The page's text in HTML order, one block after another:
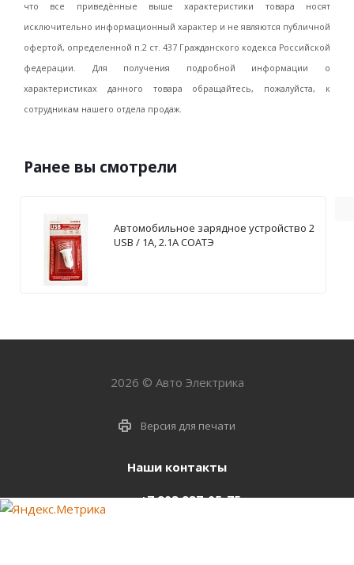
что все приведённые выше характеристики товара носят
исключительно информационный характер и не являются публичной
офертой, определенной п.2 ст. 437 Гражданского кодекса Российской
федерации. Для получения подробной информации о
характеристиках данного товара обращайтесь, пожалуйста, к
сотрудникам нашего отдела продаж.
Ранее вы смотрели
Автомобильное зарядное устройство 2
USB / 1А, 2.1А СОАТЭ
2026 © Авто Электрика
Версия для печати
Наши контакты
+7 903 937-05-75